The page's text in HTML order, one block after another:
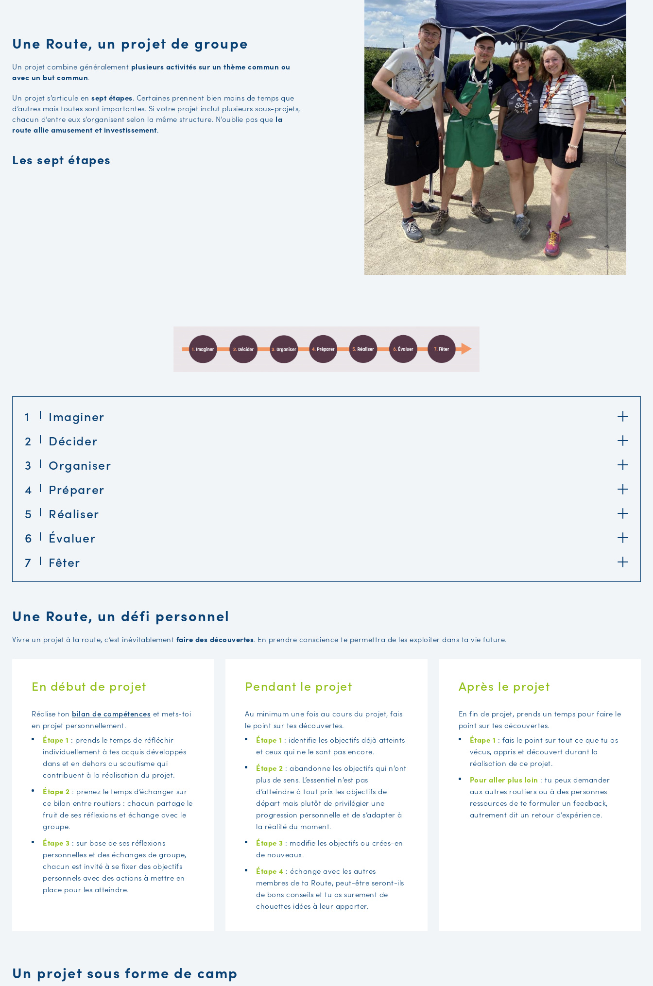
Une Route, un projet de groupe
Un projet combine généralement plusieurs activités sur un thème commun ou
avec un but commun.
Un projet s’articule en sept étapes. Certaines prennent bien moins de temps que
d’autres mais toutes sont importantes. Si votre projet inclut plusieurs sous-projets,
chacun d’entre eux s’organisent selon la même structure. N’oublie pas que la
route allie amusement et investissement.
Les sept étapes
1
Imaginer
2
Décider
3
Organiser
4
Préparer
5
Réaliser
6
Évaluer
7
Fêter
Une Route, un défi personnel
Vivre un projet à la route, c’est inévitablement faire des découvertes. En prendre conscience te permettra de les exploiter dans ta vie future.
En début de projet
Réalise ton bilan de compétences et mets-toi
en projet personnellement.
Étape 1 : prends le temps de réfléchir
individuellement à tes acquis développés
dans et en dehors du scoutisme qui
contribuent à la réalisation du projet.
Étape 2 : prenez le temps d’échanger sur
ce bilan entre routiers : chacun partage le
fruit de ses réflexions et échange avec le
groupe.
Étape 3 : sur base de ses réflexions
personnelles et des échanges de groupe,
chacun est invité à se fixer des objectifs
personnels avec des actions à mettre en
place pour les atteindre.
Pendant le projet
Au minimum une fois au cours du projet, fais
le point sur tes découvertes.
Étape 1 : identifie les objectifs déjà atteints
et ceux qui ne le sont pas encore.
Étape 2 : abandonne les objectifs qui n’ont
plus de sens. L’essentiel n’est pas
d’atteindre à tout prix les objectifs de
départ mais plutôt de privilégier une
progression personnelle et de s’adapter à
la réalité du moment.
Étape 3 : modifie les objectifs ou crées-en
de nouveaux.
Étape 4 : échange avec les autres
membres de ta Route, peut-être seront-ils
de bons conseils et tu as surement de
chouettes idées à leur apporter.
Après le projet
En fin de projet, prends un temps pour faire le
point sur tes découvertes.
Étape 1 : fais le point sur tout ce que tu as
vécus, appris et découvert durant la
réalisation de ce projet.
Pour aller plus loin : tu peux demander
aux autres routiers ou à des personnes
ressources de te formuler un feedback,
autrement dit un retour d’expérience.
Un projet sous forme de camp